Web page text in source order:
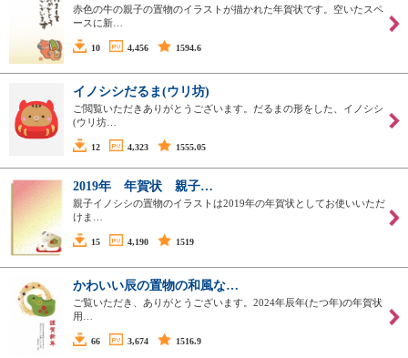
赤色の牛の親子の置物のイラストが描かれた年賀状です。空いたスペ
ースに新…
10 4,456 1594.6
イノシシだるま(ウリ坊)
ご閲覧いただきありがとうございます。だるまの形をした、イノシシ
(ウリ坊…
12 4,323 1555.05
2019年 年賀状 親子…
親子イノシシの置物のイラストは2019年の年賀状としてお使いいただ
けま…
15 4,190 1519
かわいい辰の置物の和風な…
ご覧いただき、ありがとうございます。2024年辰年(たつ年)の年賀状
用…
66 3,674 1516.9